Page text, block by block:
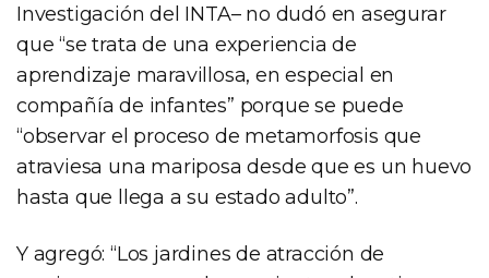
Investigación del INTA– no dudó en asegurar
que “se trata de una experiencia de
aprendizaje maravillosa, en especial en
compañía de infantes” porque se puede
“observar el proceso de metamorfosis que
atraviesa una mariposa desde que es un huevo
hasta que llega a su estado adulto”.
Y agregó: “Los jardines de atracción de